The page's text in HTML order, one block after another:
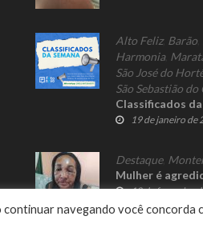
Alto Feliz, Barão
Harmonia,
São José do
São Sebastião do
Classificados
19 de janeiro de
Destaque,
Mulher é
18 de fevereiro
navegando você concorda